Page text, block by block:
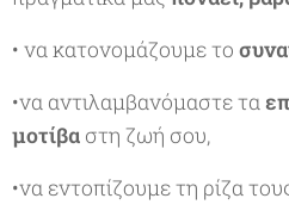
• να κατονομάζουμε το
•να αντιλαμβανόμαστε τα
μοτίβα στη ζωή σου,
•να εντοπίζουμε τη ρίζα